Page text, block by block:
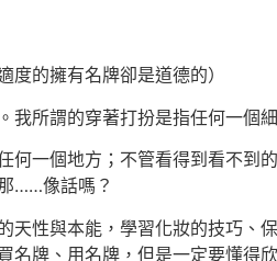
的擁有名牌卻是道德的）
所謂的穿著打扮是指任何一個
何一個地方；不管看得到看不
……像話嗎？
天性與本能，學習化妝的技巧
牌、用名牌，但是一定要懂得